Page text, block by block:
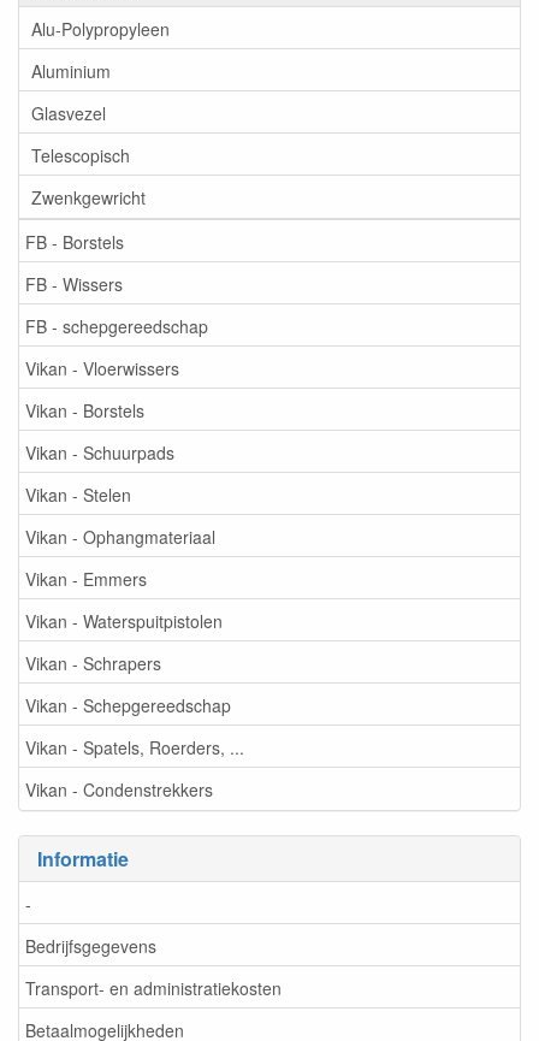
Alu-Polypropyleen
Aluminium
Glasvezel
Telescopisch
Zwenkgewricht
FB - Borstels
FB - Wissers
FB - schepgereedschap
Vikan - Vloerwissers
Vikan - Borstels
Vikan - Schuurpads
Vikan - Stelen
Vikan - Ophangmateriaal
Vikan - Emmers
Vikan - Waterspuitpistolen
Vikan - Schrapers
Vikan - Schepgereedschap
Vikan - Spatels, Roerders, ...
Vikan - Condenstrekkers
Informatie
-
Bedrijfsgegevens
Transport- en administratiekosten
Betaalmogelijkheden